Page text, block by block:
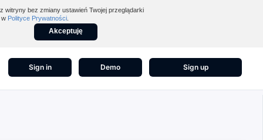
witryny bez zmiany ustawień Twojej przeglądarki
w Polityce Prywatności
Akceptuję
Sign in Demo Sign up